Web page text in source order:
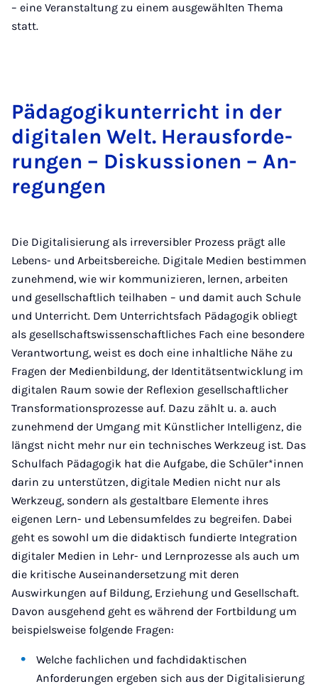
– eine Veranstaltung zu einem ausgewählten Thema
statt.
Päd­ago­gik­un­ter­richt in der
di­gi­ta­len Welt. Her­aus­for­de­
run­gen – Dis­kus­si­o­nen – An­
re­gun­gen
Die Digitalisierung als irreversibler Prozess prägt alle
Lebens- und Arbeitsbereiche. Digitale Medien bestimmen
zunehmend, wie wir kommunizieren, lernen, arbeiten
und gesellschaftlich teilhaben – und damit auch Schule
und Unterricht. Dem Unterrichtsfach Pädagogik obliegt
als gesellschaftswissenschaftliches Fach eine besondere
Verantwortung, weist es doch eine inhaltliche Nähe zu
Fragen der Medienbildung, der Identitätsentwicklung im
digitalen Raum sowie der Reflexion gesellschaftlicher
Transformationsprozesse auf. Dazu zählt u. a. auch
zunehmend der Umgang mit Künstlicher Intelligenz, die
längst nicht mehr nur ein technisches Werkzeug ist. Das
Schulfach Pädagogik hat die Aufgabe, die Schüler*innen
darin zu unterstützen, digitale Medien nicht nur als
Werkzeug, sondern als gestaltbare Elemente ihres
eigenen Lern- und Lebensumfeldes zu begreifen. Dabei
geht es sowohl um die didaktisch fundierte Integration
digitaler Medien in Lehr- und Lernprozesse als auch um
die kritische Auseinandersetzung mit deren
Auswirkungen auf Bildung, Erziehung und Gesellschaft.
Davon ausgehend geht es während der Fortbildung um
beispielsweise folgende Fragen:
Welche fachlichen und fachdidaktischen
Anforderungen ergeben sich aus der Digitalisierung